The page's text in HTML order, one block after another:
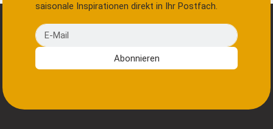
saisonale Inspirationen direkt in Ihr Postfach.
E-Mail
Abonnieren